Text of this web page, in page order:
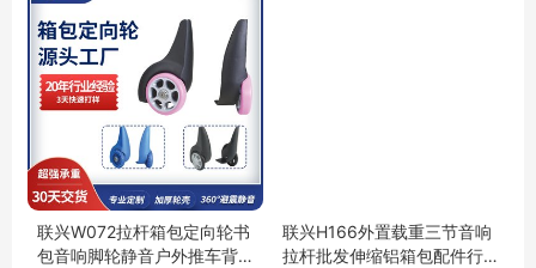
联兴W072拉杆箱包定向轮书
包音响脚轮静音户外推车背
联兴H166外置载重三节音响
拉杆批发伸缩铝箱包配件行